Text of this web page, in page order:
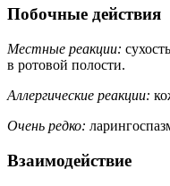
Побочные действия
Местные реакции:
в ротовой полости.
Аллергические реакции:
Очень редко:
Взаимодействие